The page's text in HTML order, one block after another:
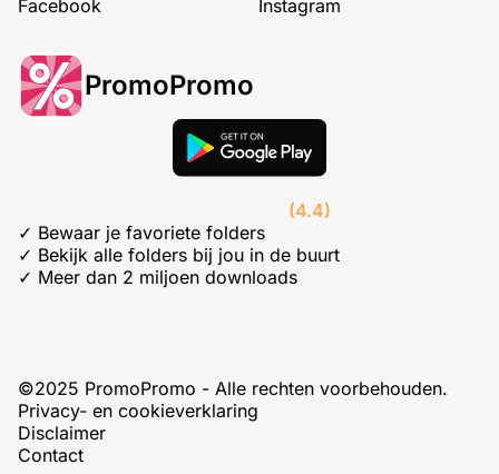
Facebook
Instagram
PromoPromo
(4.4)
✓ Bewaar je favoriete folders
✓ Bekijk alle folders bij jou in de buurt
✓ Meer dan 2 miljoen downloads
©2025 PromoPromo - Alle rechten voorbehouden.
Privacy- en cookieverklaring
Disclaimer
Contact